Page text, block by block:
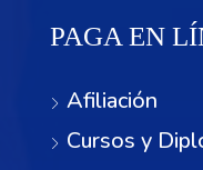
PAGA EN
Afiliación
Cursos y